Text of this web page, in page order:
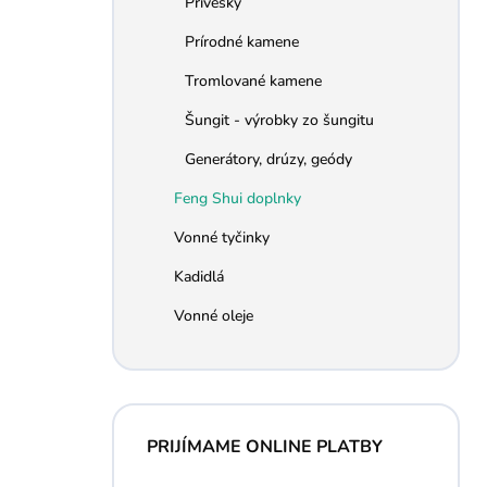
Prírodné kamene
Tromlované kamene
Šungit - výrobky zo šungitu
Generátory, drúzy, geódy
Feng Shui doplnky
Vonné tyčinky
Kadidlá
Vonné oleje
PRIJÍMAME ONLINE PLATBY